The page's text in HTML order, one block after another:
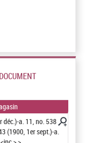
déc.)-a. 11, no. 538
(1900, 1er sept.)-a.